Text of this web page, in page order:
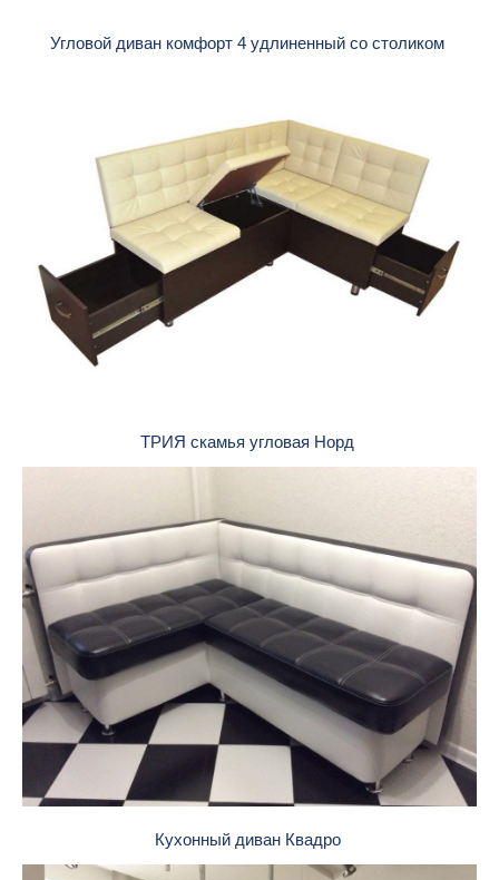
Угловой диван комфорт 4 удлиненный со столиком
ТРИЯ скамья угловая Норд
Кухонный диван Квадро